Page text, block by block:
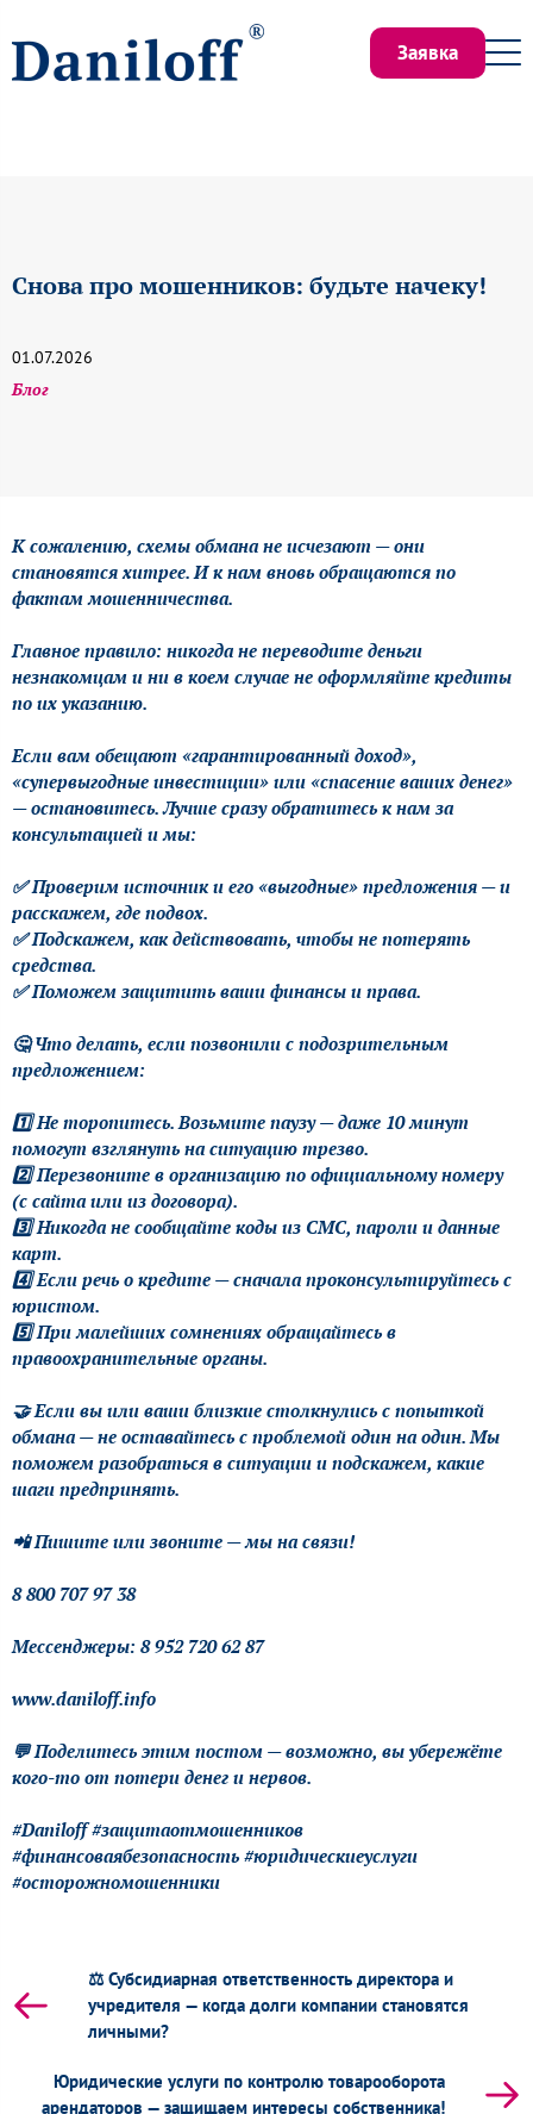
Заявка
Снова про мошенников: будьте начеку!
01.07.2026
Блог
К сожалению, схемы обмана не исчезают — они
становятся хитрее. И к нам вновь обращаются по
фактам мошенничества.
Главное правило: никогда не переводите деньги
незнакомцам и ни в коем случае не оформляйте кредиты
по их указанию.
Если вам обещают «гарантированный доход»,
«супервыгодные инвестиции» или «спасение ваших денег»
— остановитесь. Лучше сразу обратитесь к нам за
консультацией и мы:
✅ Проверим источник и его «выгодные» предложения — и
расскажем, где подвох.
✅ Подскажем, как действовать, чтобы не потерять
средства.
✅ Поможем защитить ваши финансы и права.
🤔 Что делать, если позвонили с подозрительным
предложением:
1️⃣ Не торопитесь. Возьмите паузу — даже 10 минут
помогут взглянуть на ситуацию трезво.
2️⃣ Перезвоните в организацию по официальному номеру
(с сайта или из договора).
3️⃣ Никогда не сообщайте коды из СМС, пароли и данные
карт.
4️⃣ Если речь о кредите — сначала проконсультируйтесь с
юристом.
5️⃣ При малейших сомнениях обращайтесь в
правоохранительные органы.
🤝 Если вы или ваши близкие столкнулись с попыткой
обмана — не оставайтесь с проблемой один на один. Мы
поможем разобраться в ситуации и подскажем, какие
шаги предпринять.
📲 Пишите или звоните — мы на связи!
8 800 707 97 38
Мессенджеры: 8 952 720 62 87
www.daniloff.info
💬 Поделитесь этим постом — возможно, вы убережёте
кого-то от потери денег и нервов.
#Daniloff #защитаотмошенников
#финансоваябезопасность #юридическиеуслуги
#осторожномошенники
⚖️ Субсидиарная ответственность директора и
учредителя — когда долги компании становятся
личными?
Юридические услуги по контролю товарооборота
арендаторов — защищаем интересы собственника!